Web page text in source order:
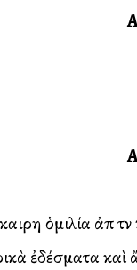
ἀπὸ τὸν
καὶ ἄλλα